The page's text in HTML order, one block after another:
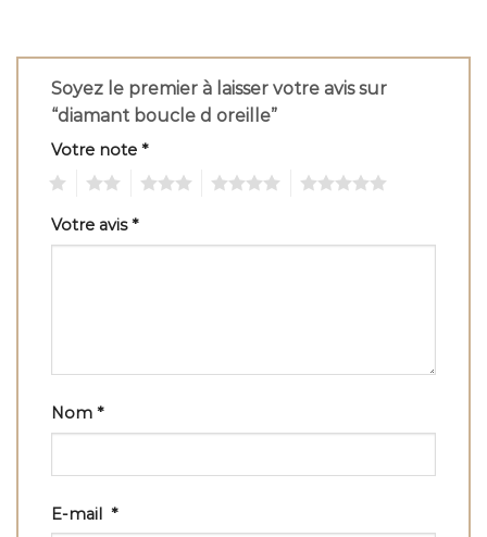
Soyez le premier à laisser votre avis sur
“diamant boucle d oreille”
Votre note *
Votre avis*
Nom *
E-mail *